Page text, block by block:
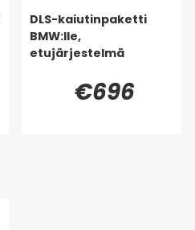
DLS-kaiutinpaketti
BMW:lle,
etujärjestelmä
€696